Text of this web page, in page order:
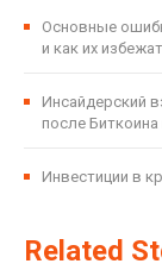
Основные
и как их
Инсайдерский
после
Инвестиции в
Related